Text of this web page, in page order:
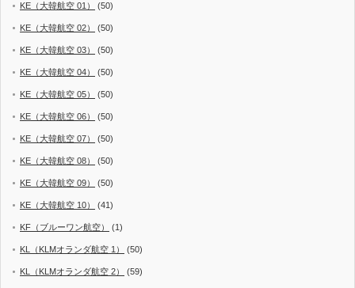
KE（大韓航空 01） (50)
KE（大韓航空 02） (50)
KE（大韓航空 03） (50)
KE（大韓航空 04） (50)
KE（大韓航空 05） (50)
KE（大韓航空 06） (50)
KE（大韓航空 07） (50)
KE（大韓航空 08） (50)
KE（大韓航空 09） (50)
KE（大韓航空 10） (41)
KF（ブルーワン航空） (1)
KL（KLMオランダ航空 1） (50)
KL（KLMオランダ航空 2） (59)